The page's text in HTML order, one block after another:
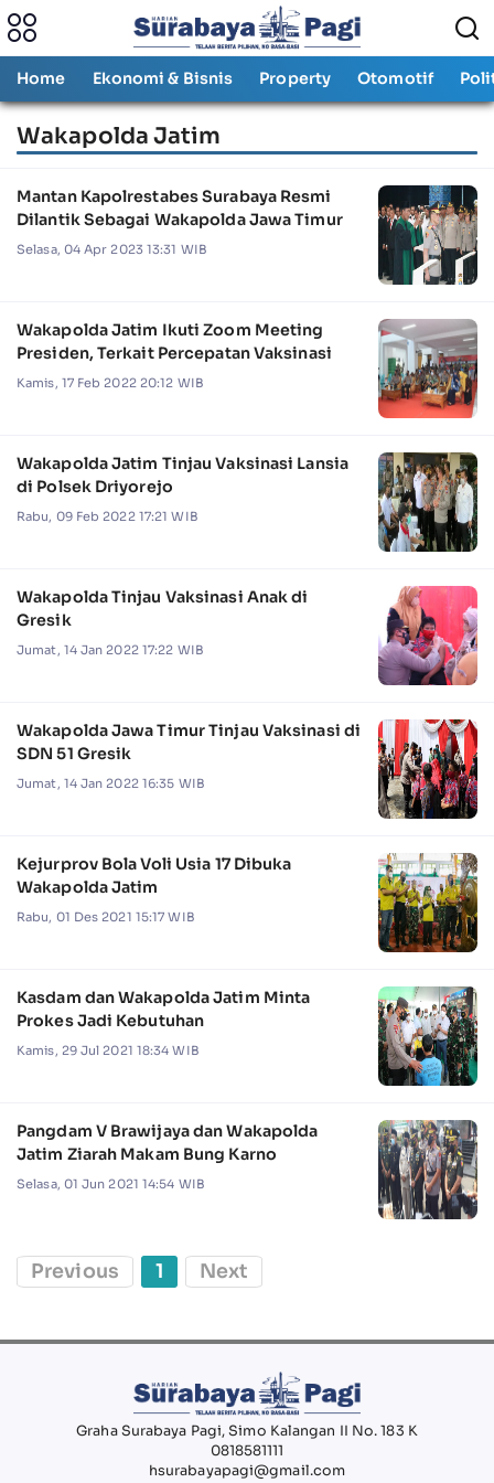
Home Ekonomi & Bisnis Property Otomotif
Wakapolda Jatim
Mantan Kapolrestabes Surabaya Resmi
Dilantik Sebagai Wakapolda Jawa Timur
Selasa, 04 Apr 2023 13:31 WIB
Wakapolda Jatim Ikuti Zoom Meeting
Presiden, Terkait Percepatan Vaksinasi
Kamis, 17 Feb 2022 20:12 WIB
Wakapolda Jatim Tinjau Vaksinasi Lansia
di Polsek Driyorejo
Rabu, 09 Feb 2022 17:21 WIB
Wakapolda Tinjau Vaksinasi Anak di
Gresik
Jumat, 14 Jan 2022 17:22 WIB
Wakapolda Jawa Timur Tinjau Vaksinasi di
SDN 51 Gresik
Jumat, 14 Jan 2022 16:35 WIB
Kejurprov Bola Voli Usia 17 Dibuka
Wakapolda Jatim
Rabu, 01 Des 2021 15:17 WIB
Kasdam dan Wakapolda Jatim Minta
Prokes Jadi Kebutuhan
Kamis, 29 Jul 2021 18:34 WIB
Pangdam V Brawijaya dan Wakapolda
Jatim Ziarah Makam Bung Karno
Selasa, 01 Jun 2021 14:54 WIB
Previous 1 Next
Graha Surabaya Pagi, Simo Kalangan II No. 183 K
0818581111
hsurabayapagi@gmail.com